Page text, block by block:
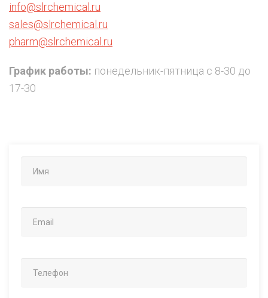
info@slrchemical.ru
sales@slrchemical.ru
pharm@slrchemical.ru
График работы: понедельник-пятница с 8-30 до
17-30